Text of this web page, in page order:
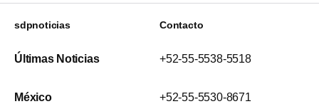
sdpnoticias
Últimas Noticias
México
Contacto
+52-55-5538-5518
+52-55-5530-8671